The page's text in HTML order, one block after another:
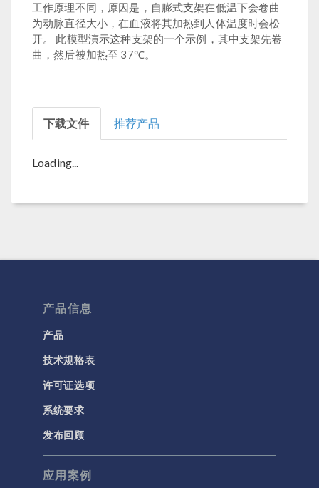
工作原理不同，原因是，自膨式支架在低温下会卷曲
为动脉直径大小，在血液将其加热到人体温度时会松
开。 此模型演示这种支架的一个示例，其中支架先卷
曲，然后被加热至 37℃。
下载文件 推荐产品
Loading...
产品信息
产品
技术规格表
许可证选项
系统要求
发布回顾
应用案例